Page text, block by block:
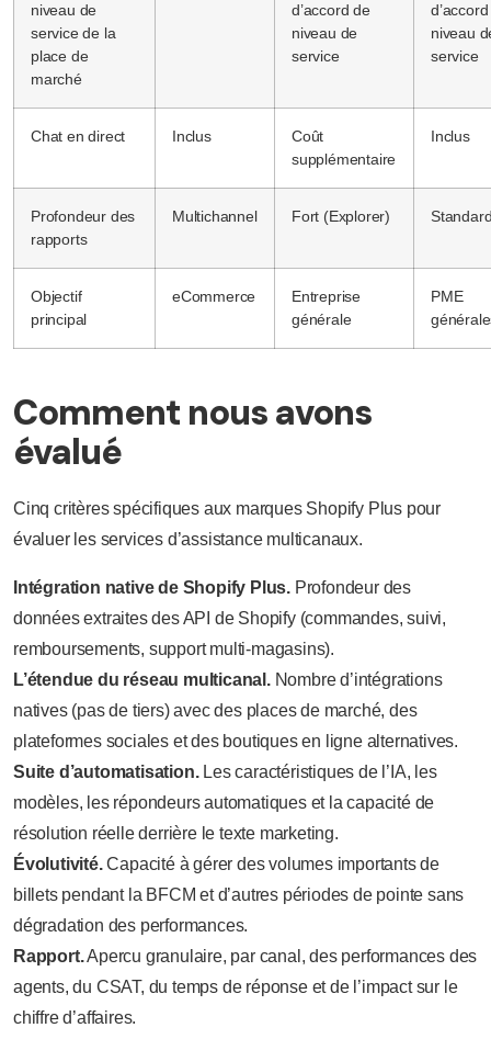
niveau de
service de la
place de
marché
d’accord de
niveau de
service
niveau
service
Chat en direct Inclus
Coût
supplémentaire
Inclus
Profondeur des
rapports
Multichannel Fort (Explorer)
Objectif
principal
eCommerce
Entreprise
générale
PME
Comment nous avons
évalué
Cinq critères spécifiques aux marques Shopify Plus pour
évaluer les services d’assistance multicanaux.
Intégration native de Shopify Plus. Profondeur des
données extraites des API de Shopify (commandes, suivi,
remboursements, support multi-magasins).
L’étendue du réseau multicanal.Nombre d’intégrations
natives (pas de tiers) avec des places de marché, des
plateformes sociales et des boutiques en ligne alternatives.
Suite d’automatisation.Les caractéristiques de l’IA, les
modèles, les répondeurs automatiques et la capacité de
résolution réelle derrière le texte marketing.
Évolutivité.Capacité à gérer des volumes importants de
billets pendant la BFCM et d’autres périodes de pointe sans
dégradation des performances.
Rapport.Apercu granulaire, par canal, des performances des
agents, du CSAT, du temps de réponse et de l’impact sur le
chiffre d’affaires.